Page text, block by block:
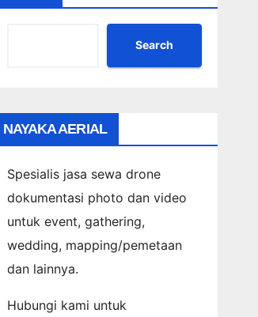
Search
NAYAKA AERIAL
Spesialis jasa sewa drone
dokumentasi photo dan video
untuk event, gathering,
wedding, mapping/pemetaan
dan lainnya.
Hubungi kami untuk